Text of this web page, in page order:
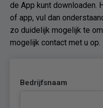
de App kunt downloaden.
of app, vul dan
zo duidelijk mogelijk te
mogelijk contact met u op.
Bedrijfsnaam